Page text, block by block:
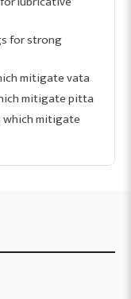
for strong
mitigate vata
mitigate pitta
which mitigate